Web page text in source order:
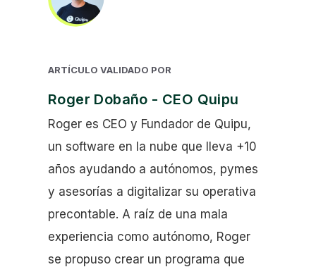
ARTÍCULO VALIDADO POR
Roger Dobaño - CEO Quipu
Roger es CEO y Fundador de Quipu,
un software en la nube que lleva +10
años ayudando a autónomos, pymes
y asesorías a digitalizar su operativa
precontable. A raíz de una mala
experiencia como autónomo, Roger
se propuso crear un programa que